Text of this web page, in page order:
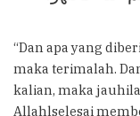
“Dan apa yang
maka terimalah.
kalian, maka
Allahlselesai